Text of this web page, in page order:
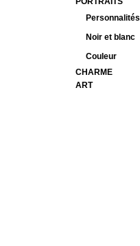
Personnalités
Noir et blanc
Couleur
CHARME
ART